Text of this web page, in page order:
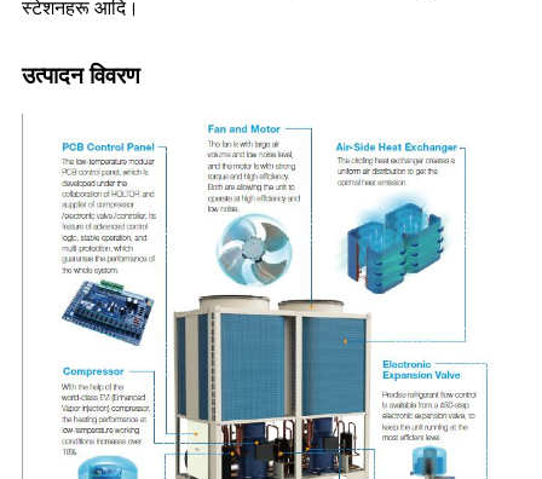
स्टेशनहरू आदि।
उत्पादन विवरण